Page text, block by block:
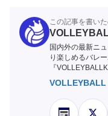
この記事を書い
国内外の最新ニ
り楽しめるバレ
『
VOLLEYBALL